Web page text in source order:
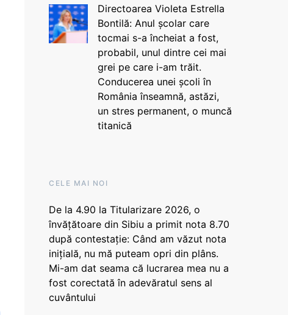
Directoarea Violeta Estrella
Bontilă: Anul școlar care
tocmai s-a încheiat a fost,
probabil, unul dintre cei mai
grei pe care i-am trăit.
Conducerea unei școli în
România înseamnă, astăzi,
un stres permanent, o muncă
titanică
CELE MAI NOI
De la 4.90 la Titularizare 2026, o
învățătoare din Sibiu a primit nota 8.70
după contestație: Când am văzut nota
inițială, nu mă puteam opri din plâns.
Mi-am dat seama că lucrarea mea nu a
fost corectată în adevăratul sens al
cuvântului